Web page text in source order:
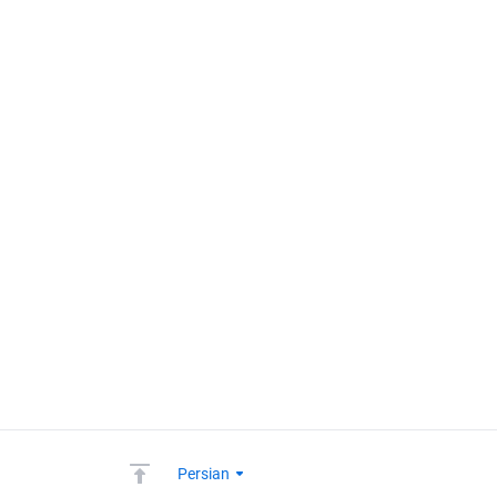
Persian